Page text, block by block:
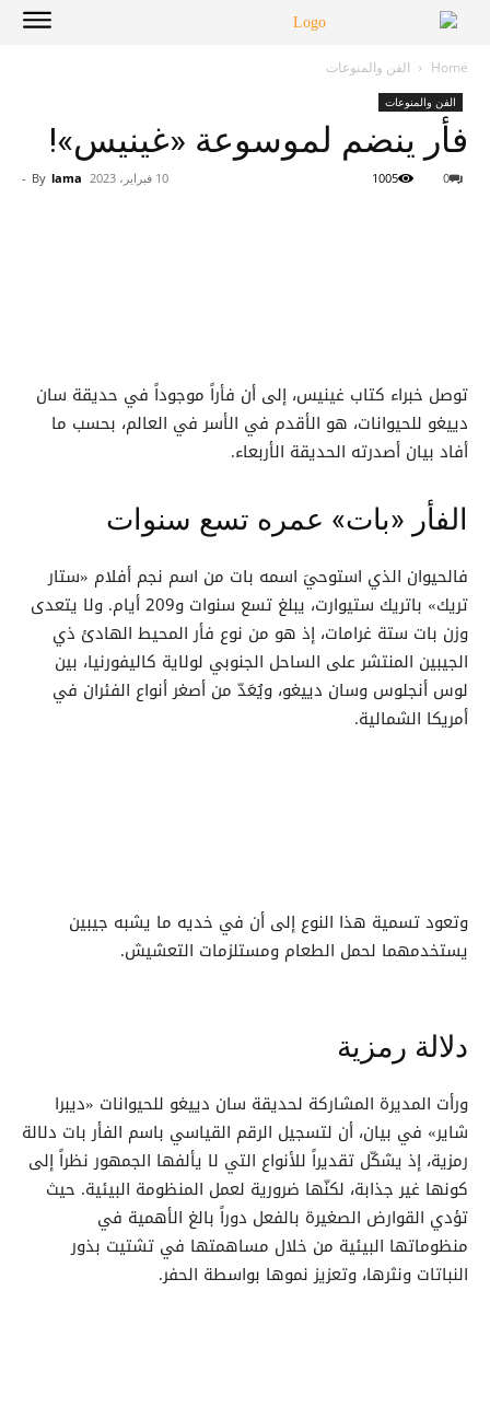
Home الفن والمنوعات
الفن والمنوعات
فأر ينضم لموسوعة «غينيس»!
By lama
- 10 فبراير، 2023 0
1005
توصل خبراء كتاب غينيس، إلى أن فأراً موجوداً في حديقة سان
دييغو للحيوانات، هو الأقدم في الأسر في العالم، بحسب ما
أفاد بيان أصدرته الحديقة الأربعاء.
الفأر «بات» عمره تسع سنوات
فالحيوان الذي استوحيَ اسمه بات من اسم نجم أفلام «ستار
تريك» باتريك ستيوارت، يبلغ تسع سنوات و209 أيام. ولا يتعدى
وزن بات ستة غرامات، إذ هو من نوع فأر المحيط الهادئ ذي
الجيبين المنتشر على الساحل الجنوبي لولاية كاليفورنيا، بين
لوس أنجلوس وسان دييغو، ويُعَدّ من أصغر أنواع الفئران في
أمريكا الشمالية.
وتعود تسمية هذا النوع إلى أن في خديه ما يشبه جيبين
يستخدمهما لحمل الطعام ومستلزمات التعشيش.
دلالة رمزية
ورأت المديرة المشاركة لحديقة سان دييغو للحيوانات «ديبرا
شاير» في بيان، أن لتسجيل الرقم القياسي باسم الفأر بات دلالة
رمزية، إذ يشكّل تقديراً للأنواع التي لا يألفها الجمهور نظراً إلى
كونها غير جذابة، لكنّها ضرورية لعمل المنظومة البيئية. حيث
تؤدي القوارض الصغيرة بالفعل دوراً بالغ الأهمية في
منظوماتها البيئية من خلال مساهمتها في تشتيت بذور
النباتات ونثرها، وتعزيز نموها بواسطة الحفر.